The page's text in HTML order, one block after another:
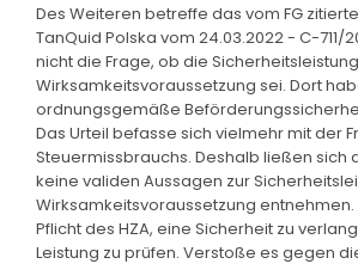
Des Weiteren betreffe das vom FG
TanQuid Polska vom 24.03.2022 - C-711/
nicht die Frage, ob die Sicherheitsleistung
Wirksamkeitsvoraussetzung sei. Dort
ordnungsgemäße
Das Urteil befasse sich vielmehr mit der
Steuermissbrauchs. Deshalb ließen sich
keine validen Aussagen zur
Wirksamkeitsvoraussetzung entnehmen.
Pflicht des HZA, eine Sicherheit zu
Leistung zu prüfen. Verstoße es gegen